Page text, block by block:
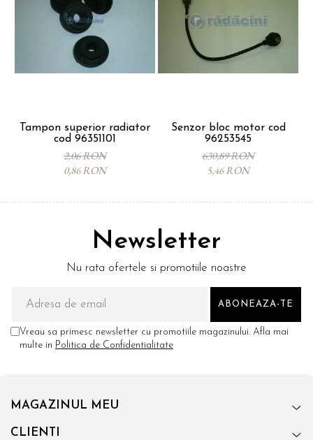
Tampon superior radiator
cod 96351101
2,06 RON
0,86 RON
Senzor bloc motor cod
96253545
630,89 RON
5,46 RON
Newsletter
Nu rata ofertele si promotiile noastre
Vreau sa primesc newsletter cu promotiile magazinului. Afla mai
multe in Politica de Confidentialitate
MAGAZINUL MEU
CLIENTI